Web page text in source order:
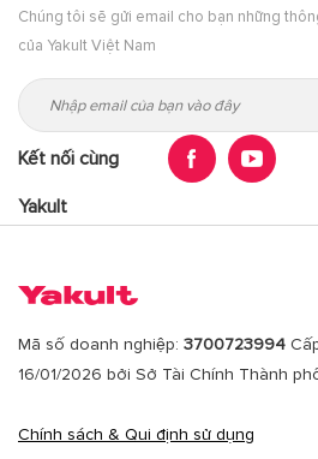
Chúng tôi sẽ gửi email cho bạn những
của Yakult Việt Nam
Kết nối cùng
Yakult
Mã số doanh nghiệp: 3700723994
16/01/2026 bởi Sở Tài Chính Thành
Chính sách & Qui định sử dụng